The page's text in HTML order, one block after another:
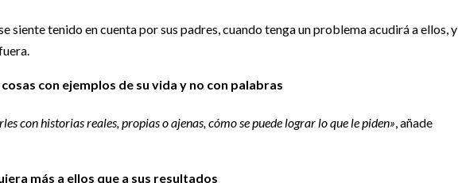
siente tenido en cuenta por sus padres, cuando tenga un problema acudirá a ellos, y
con ejemplos de su vida y no con palabras
con historias reales, propias o ajenas, cómo se puede lograr lo que le piden», añade
más a ellos que a sus resultados